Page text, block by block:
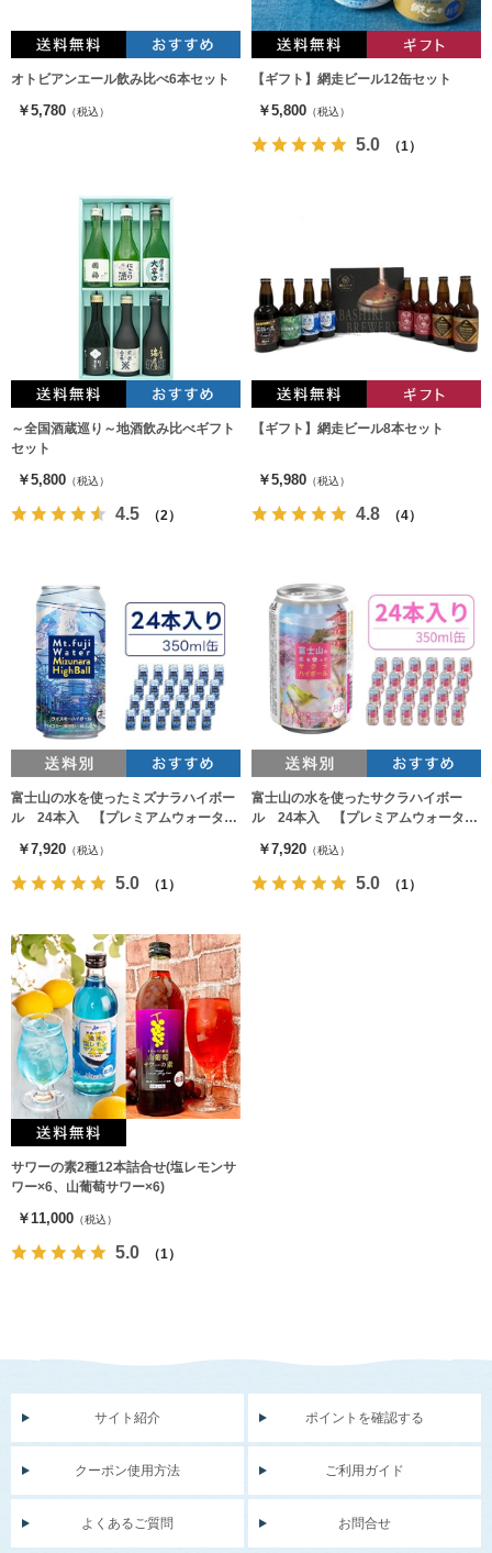
オトビアンエール飲み比べ6本セット
￥5,780 （税込）
【ギフト】網走ビール12缶セット
￥5,800 （税込）
5.0 （1）
～全国酒蔵巡り～地酒飲み比べギフト
セット
￥5,800 （税込）
4.5 （2）
【ギフト】網走ビール8本セット
￥5,980 （税込）
4.8 （4）
富士山の水を使ったミズナラハイボー
ル 24本入 【プレミアムウォーター
￥7,920 （税込）
5.0 （1）
富士山の水を使ったサクラハイボー
ル 24本入 【プレミアムウォーター
￥7,920 （税込）
5.0 （1）
サワーの素2種12本詰合せ(塩レモンサ
ワー×6、山葡萄サワー×6)
￥11,000 （税込）
5.0 （1）
サイト紹介 ポイントを確認する
クーポン使用方法 ご利用ガイド
よくあるご質問 お問合せ